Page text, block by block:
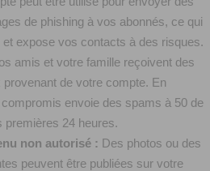
de phishing à vos abonnés, ce qui
et expose vos contacts à des risques.
amis et votre famille reçoivent des
de votre compte. En
envoie des spams à 50 de
24 heures.
non autorisé : Des photos ou des
peuvent être publiées sur votre